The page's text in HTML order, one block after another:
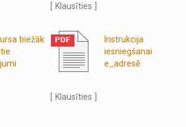
[ Klausīties ]
biežāk
Instrukcija
iesniegšanai
e_adresē
[ Klausīties ]